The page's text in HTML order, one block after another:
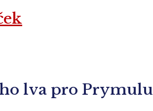
lva pro Prymulu